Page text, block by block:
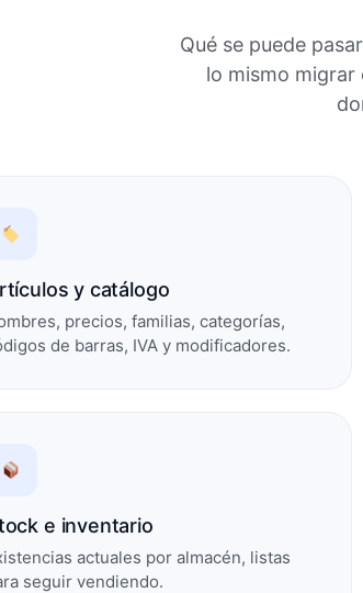
Qué se puede
lo mismo migrar
y catálogo
precios, familias, categorías,
de barras, IVA y modificadores.
e inventario
actuales por almacén, listas
seguir vendiendo.